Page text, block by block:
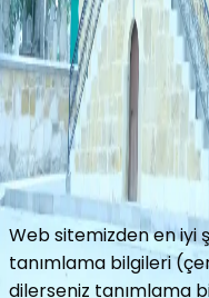
Turbeler.org web
değiştirme, düzeltme
Gizlilik Politikası
Web sitemizden en iyi
tanımlama bilgileri
dilerseniz tanımlama